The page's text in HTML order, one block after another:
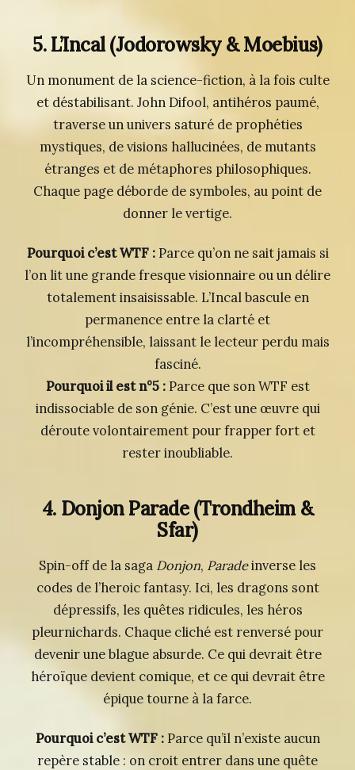
5. L’Incal(Jodorowsky & Moebius)
Un monument de la science-fiction, à la fois culte
et déstabilisant. John Difool, antihéros paumé,
traverse un univers saturé de prophéties
mystiques, de visions hallucinées, de mutants
étranges et de métaphores philosophiques.
Chaque page déborde de symboles, au point de
donner le vertige.
Pourquoi c’est WTF :Parce qu’on ne sait jamais si
l’on lit une grande fresque visionnaire ou un délire
totalement insaisissable. L’Incal bascule en
permanence entre la clarté et
l’incompréhensible, laissant le lecteur perdu mais
fasciné.
Pourquoi il est n°5 :Parce que son WTF est
indissociable de son génie. C’est une œuvre qui
déroute volontairement pour frapper fort et
rester inoubliable.
4. Donjon Parade(Trondheim &
Sfar)
Spin-off de la saga Donjon, Paradeinverse les
codes de l’heroic fantasy. Ici, les dragons sont
dépressifs, les quêtes ridicules, les héros
pleurnichards. Chaque cliché est renversé pour
devenir une blague absurde. Ce qui devrait être
héroïque devient comique, et ce qui devrait être
épique tourne à la farce.
Pourquoi c’est WTF :Parce qu’il n’existe aucun
repère stable : on croit entrer dans une quête